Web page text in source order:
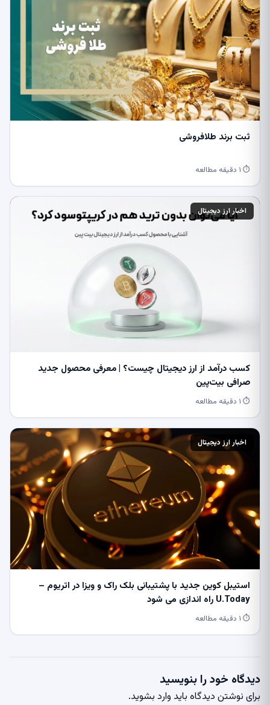
ثبت برند طلافروشی
⏱ ۱ دقیقه مطالعه
اخبار ارز دیجیتال
کسب درآمد از ارز دیجیتال چیست؟ | معرفی محصول جدید
صرافی بیت‌پین
⏱ ۱ دقیقه مطالعه
اخبار ارز دیجیتال
استیبل کوین جدید با پشتیبانی بلک راک و ویزا در اتریوم –
U.Today راه اندازی می شود
⏱ ۱ دقیقه مطالعه
دیدگاه خود را بنویسید
برای نوشتن دیدگاه باید وارد بشوید.